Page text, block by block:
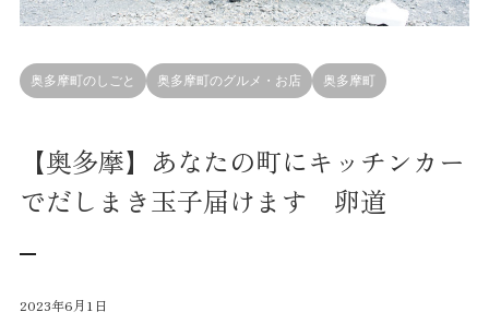
奥多摩町のしごと 奥多摩町のグルメ・お店 奥多摩町
【奥多摩】あなたの町にキッチンカー
でだしまき玉子届けます 卵道
2023年6月1日